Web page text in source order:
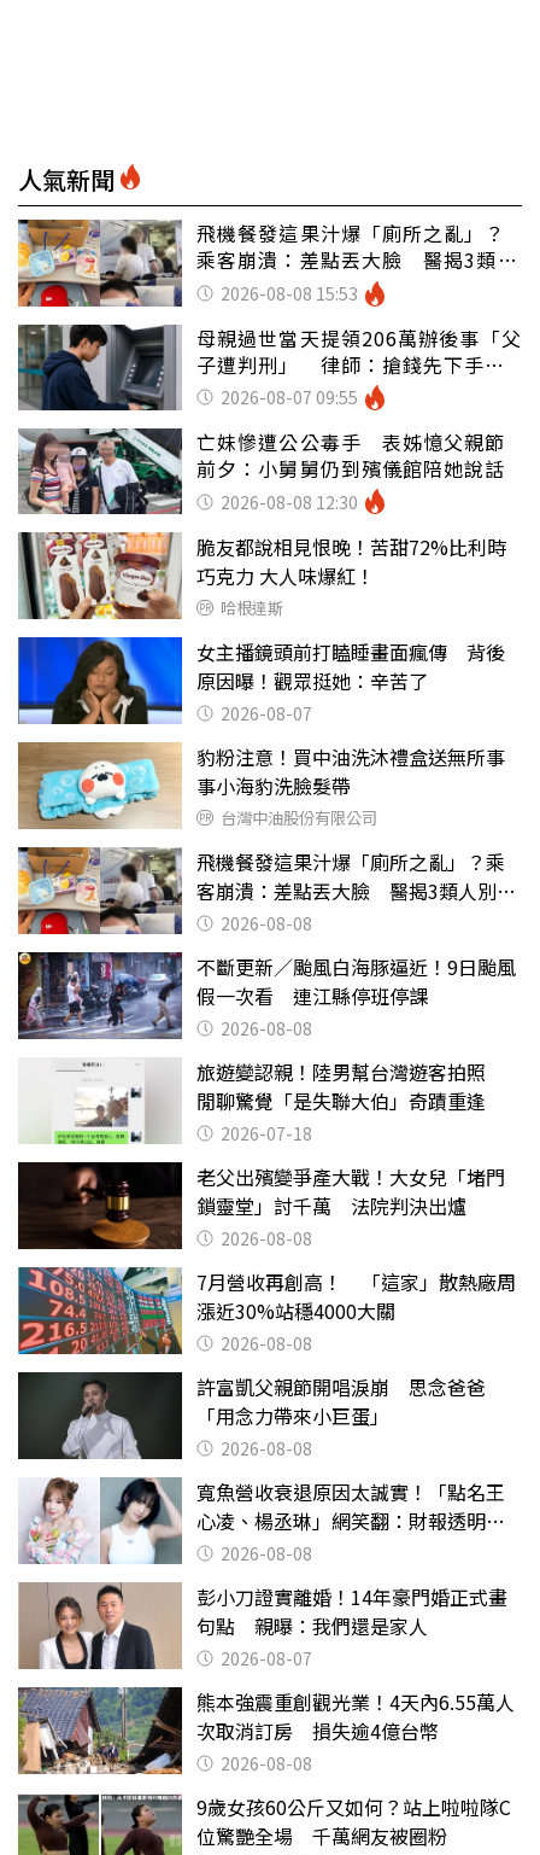
人氣新聞
飛機餐發這果汁爆「廁所之亂」？
乘客崩潰：差點丟大臉 醫揭3類人
別亂喝
2026-08-08 15:53
母親過世當天提領206萬辦後事「父
子遭判刑」 律師：搶錢先下手是
罪 2026-08-07 09:55
亡妹慘遭公公毒手 表姊憶父親節
前夕：小舅舅仍到殯儀館陪她說話
2026-08-08 12:30
脆友都說相見恨晚！苦甜72%比利時
巧克力 大人味爆紅！
哈根達斯
女主播鏡頭前打瞌睡畫面瘋傳 背後
原因曝！觀眾挺她：辛苦了
2026-08-07
豹粉注意！買中油洗沐禮盒送無所事
事小海豹洗臉髮帶
台灣中油股份有限公司
飛機餐發這果汁爆「廁所之亂」？乘
客崩潰：差點丟大臉 醫揭3類人別亂
喝 2026-08-08
不斷更新／颱風白海豚逼近！9日颱風
假一次看 連江縣停班停課
2026-08-08
旅遊變認親！陸男幫台灣遊客拍照
閒聊驚覺「是失聯大伯」奇蹟重逢
2026-07-18
老父出殯變爭產大戰！大女兒「堵門
鎖靈堂」討千萬 法院判決出爐
2026-08-08
7月營收再創高！ 「這家」散熱廠周
漲近30%站穩4000大關
2026-08-08
許富凱父親節開唱淚崩 思念爸爸
「用念力帶來小巨蛋」
2026-08-08
寬魚營收衰退原因太誠實！「點名王
心凌、楊丞琳」網笑翻：財報透明度
滿分2026-08-08
彭小刀證實離婚！14年豪門婚正式畫
句點 親曝：我們還是家人
2026-08-07
熊本強震重創觀光業！4天內6.55萬人
次取消訂房 損失逾4億台幣
2026-08-08
9歲女孩60公斤又如何？站上啦啦隊C
位驚艷全場 千萬網友被圈粉